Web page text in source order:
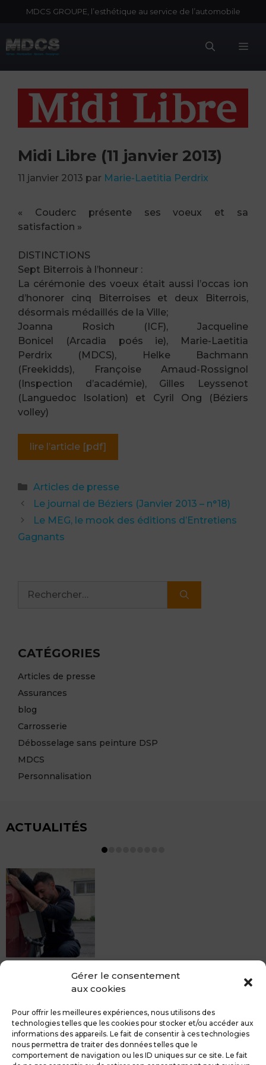
Gérer le consentement
aux cookies
Pour offrir les meilleures expériences, nous utilisons des
technologies telles que les cookies pour stocker et/ou accéder aux
informations des appareils. Le fait de consentir à ces technologies
nous permettra de traiter des données telles que le
comportement de navigation ou les ID uniques sur ce site. Le fait
MDCS GROUPE, l’esthétique au service de l’automobile
Midi Libre (11 janvier 2013)
11 janvier 2013 par Marie-Laetitia Perdrix
« Couderc présente ses voeux et sa
satisfaction »
DISTINCTIONS
Sept Biterrois à l’honneur :
La cérémonie des voeux était aussi l’occas ion
d’honorer cinq Biterroises et deux Biterrois,
désormais médaillés de la Ville;
Joanna Rosich (ICF), Jacqueline
Bonicel (Arcadia poés ie), Marie-Laetitia
Perdrix (MDCS), Helke Bachmann
(Freekidds), Françoise Amaud-Rossignol
(Inspection d’académie), Gilles Leyssenot
(Languedoc Isolation) et Cyril Ong (Béziers
volley)
lire l’article [pdf]
Catégories
Articles de presse
Le journal de Béziers (Janvier 2013 – n°18)
Le MEG, le mook des éditions d’Entretiens
Gagnants
CATÉGORIES
Articles de presse
Assurances
blog
Carrosserie
Débosselage sans peinture DSP
MDCS
Personnalisation
ACTUALITÉS
peinture, sans rendez-vous mais Avec le sourire :)
du débosselage vous accueille sans rendez-...